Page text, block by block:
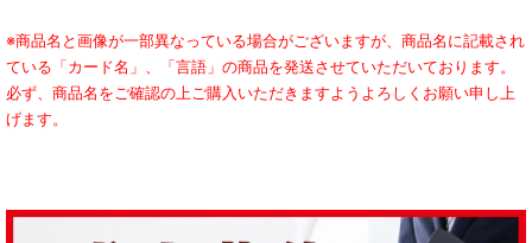
※商品名と画像が一部異なっている場合がございますが、商品名に記載され
ている「カード名」、「言語」の商品を発送させていただいております。
必ず、商品名をご確認の上ご購入いただきますようよろしくお願い申し上
げます。